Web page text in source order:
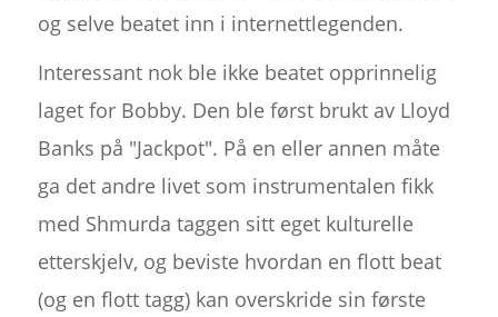
og selve beatet inn i internettlegenden.
Interessant nok ble ikke beatet opprinnelig
laget for Bobby. Den ble først brukt av Lloyd
Banks på "Jackpot". På en eller annen måte
ga det andre livet som instrumentalen fikk
med Shmurda taggen sitt eget kulturelle
etterskjelv, og beviste hvordan en flott beat
(og en flott tagg) kan overskride sin første